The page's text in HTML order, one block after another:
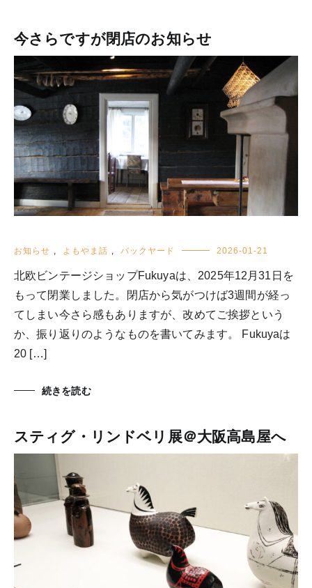
今さらですが閉店のお知らせ
お知らせ , よもやま話 , バックヤード 2026-01-21
北欧ビンテージショップFukuyaは、2025年12月31日を
もって閉業しました。閉店から気がつけば3週間が経っ
てしまい今さら感もありますが、改めてご挨拶という
か、振り返りのようなものを書いてみます。 Fukuyaは
20 […]
続きを読む
スティグ・リンドベリ展＠大阪高島屋へ